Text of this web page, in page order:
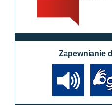
Zapewnianie